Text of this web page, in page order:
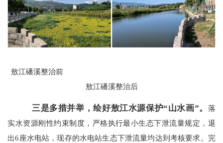
敖江磻溪整治前
敖江磻溪整治后
三是多措并举，绘好敖江水源保护“山水画”。 落
实水资源刚性约束制度，严格执行最小生态下泄流量规定，退
出6座水电站，现存的水电站生态下泄流量均达到考核要求。完